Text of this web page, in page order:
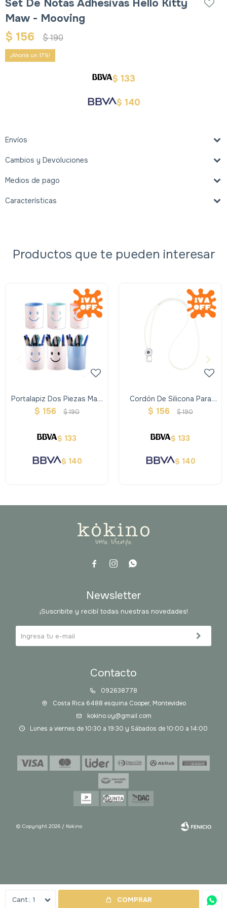
Set De Notas Adhesivas Hello Kitty
Maw - Mooving
$ 156 $190
17
$ 133
$ 140
1 COMPRAR
Envíos
Cambios y Devoluciones
Medios de pago
Características
Productos que te pueden interesar
Portalapiz Dos Piezas Main
Paper
$ 156 $190
$ 133
$ 140
Cordón De Silicona Para
Tarjetero - Blanco
$ 156 $190
$ 133
$ 140
  
Contacto
092638778
Costa Rica 6488 esquina Cooper, Montevideo
kokino.uy@gmail.com
Lunes a viernes de 10:30 a 19:30 y Sábados de 10:00 a 14:00
Newsletter
¡Suscribite y recibí todas nuestras novedades!
© Copyright 2026 / Kokino